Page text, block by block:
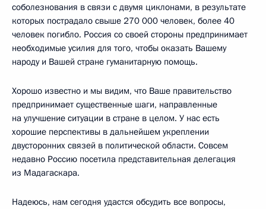
соболезнования в связи с двумя циклонами, в результате
которых пострадало свыше 270 000 человек, более 40
человек погибло. Россия со своей стороны предпринимает
необходимые усилия для того, чтобы оказать Вашему
народу и Вашей стране гуманитарную помощь.
Хорошо известно и мы видим, что Ваше правительство
предпринимает существенные шаги, направленные
на улучшение ситуации в стране в целом. У нас есть
хорошие перспективы в дальнейшем укреплении
двусторонних связей в политической области. Совсем
недавно Россию посетила представительная делегация
из Мадагаскара.
Надеюсь, нам сегодня удастся обсудить все вопросы,